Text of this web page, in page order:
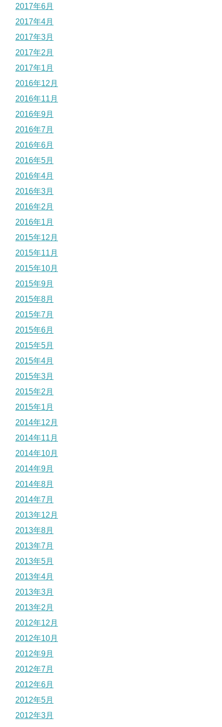
2017年6月
2017年4月
2017年3月
2017年2月
2017年1月
2016年12月
2016年11月
2016年9月
2016年7月
2016年6月
2016年5月
2016年4月
2016年3月
2016年2月
2016年1月
2015年12月
2015年11月
2015年10月
2015年9月
2015年8月
2015年7月
2015年6月
2015年5月
2015年4月
2015年3月
2015年2月
2015年1月
2014年12月
2014年11月
2014年10月
2014年9月
2014年8月
2014年7月
2013年12月
2013年8月
2013年7月
2013年5月
2013年4月
2013年3月
2013年2月
2012年12月
2012年10月
2012年9月
2012年7月
2012年6月
2012年5月
2012年3月